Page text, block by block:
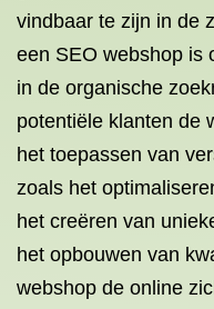
vindbaar te zijn in de
een SEO webshop is
in de organische
potentiële klanten de
het toepassen van
zoals het
het creëren van
het opbouwen van
webshop de online